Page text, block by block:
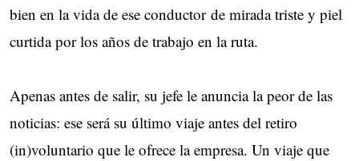
bien en la vida de ese conductor de mirada triste y piel
curtida por los años de trabajo en la ruta.
Apenas antes de salir, su jefe le anuncia la peor de las
noticias: ese será su último viaje antes del retiro
(in)voluntario que le ofrece la empresa. Un viaje que